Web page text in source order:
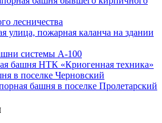
лесничества
улица, пожарная каланча на здании
системы А-100
башня НТК «Криогенная техника»
в поселке Черновский
башня в поселке Пролетарский